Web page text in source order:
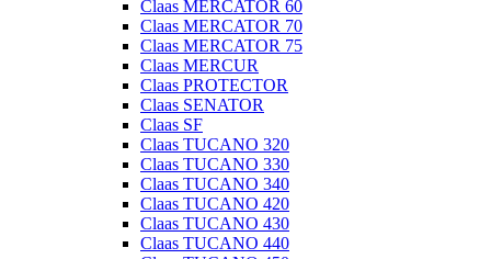
Claas MERCATOR 60
Claas MERCATOR 70
Claas MERCATOR 75
Claas MERCUR
Claas PROTECTOR
Claas SENATOR
Claas SF
Claas TUCANO 320
Claas TUCANO 330
Claas TUCANO 340
Claas TUCANO 420
Claas TUCANO 430
Claas TUCANO 440